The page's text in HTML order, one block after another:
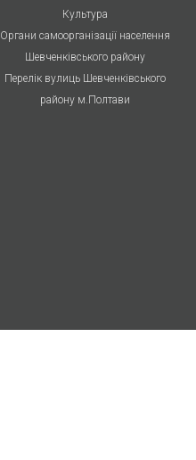
Культура
Органи самоорганізації населення
Шевченківського району
Перелік вулиць Шевченківського
району м.Полтави